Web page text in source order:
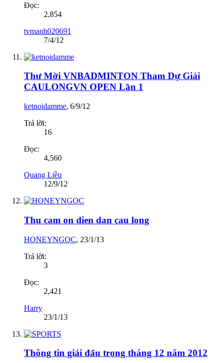
Đọc:
2,854
tvmanh020691
7/4/12
Thư Mời VNBADMINTON Tham Dự Giải
CAULONGVN OPEN Lần 1
ketnoidamme, 6/9/12
Trả lời:
16
Đọc:
4,560
Quang Liều
12/9/12
Thu cam on dien dan cau long
HONEYNGOC, 23/1/13
Trả lời:
3
Đọc:
2,421
Harry
23/1/13
Thông tin giải đấu trong tháng 12 năm 2012